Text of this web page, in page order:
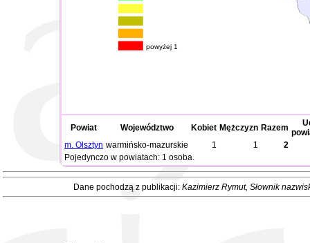
powyżej 1
Powiat Województwo Kobiet Mężczyzn Razem
m. Olsztyn warmińsko-mazurskie 1 1
2
Pojedynczo w powiatach: 1 osoba.
Dane pochodzą z publikacji: Kazimierz Rymut, Słownik